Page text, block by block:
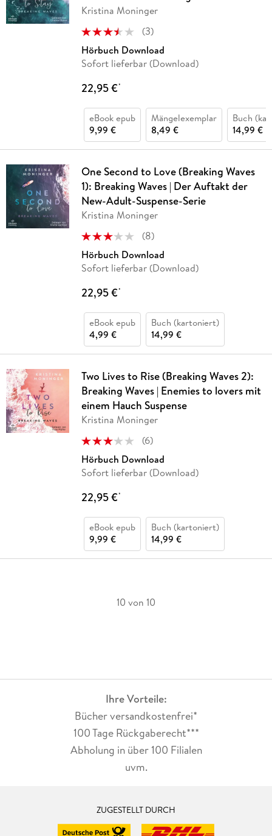
Kristina Moninger
(3)
Hörbuch Download
Sofort lieferbar (Download)
22,95 €*
eBook epub
9,99 €
Mängelexemplar
8,49 €
Buch
14,99 €
One Second to Love (Breaking Waves
1): Breaking Waves | Der Auftakt der
New-Adult-Suspense-Serie
Kristina Moninger
(8)
Hörbuch Download
Sofort lieferbar (Download)
22,95 €*
eBook epub
4,99 €
Buch (kartoniert)
14,99 €
Two Lives to Rise (Breaking Waves 2):
Breaking Waves | Enemies to lovers mit
einem Hauch Suspense
Kristina Moninger
(6)
Hörbuch Download
Sofort lieferbar (Download)
22,95 €*
eBook epub
9,99 €
Buch (kartoniert)
14,99 €
10 von 10
Ihre Vorteile:
Bücher versandkostenfrei*
100 Tage Rückgaberecht***
Abholung in über 100 Filialen
uvm.
ZUGESTELLT DURCH